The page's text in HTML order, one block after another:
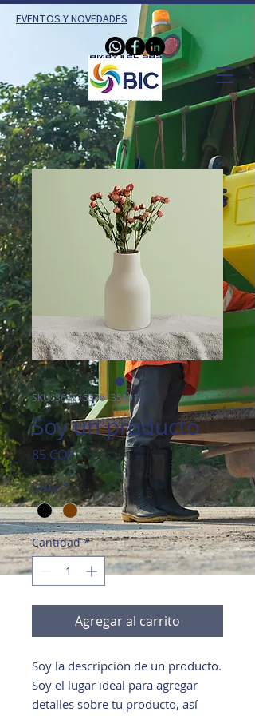
EVENTOS Y NOVEDADES
SKU: 364215376135191
Soy un producto
85 COPPrecio
Color *
Cantidad *
Agregar al carrito
Soy la descripción de un producto.
Soy el lugar ideal para agregar
detalles sobre tu producto, así